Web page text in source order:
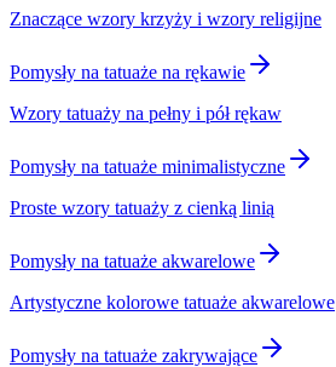
Znaczące wzory krzyży i wzory religijne
Pomysły na tatuaże na rękawie
Wzory tatuaży na pełny i pół rękaw
Pomysły na tatuaże minimalistyczne
Proste wzory tatuaży z cienką linią
Pomysły na tatuaże akwarelowe
Artystyczne kolorowe tatuaże akwarelowe
Pomysły na tatuaże zakrywające